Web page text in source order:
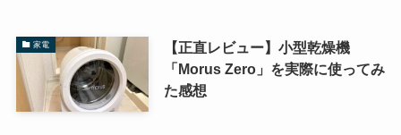
家電
【正直レビュー】小型乾燥機
「Morus Zero」を実際に使ってみ
た感想